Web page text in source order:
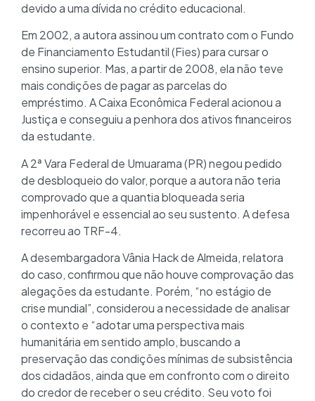
devido a uma dívida no crédito educacional.
Em 2002, a autora assinou um contrato com o Fundo
de Financiamento Estudantil (Fies) para cursar o
ensino superior. Mas, a partir de 2008, ela não teve
mais condições de pagar as parcelas do
empréstimo. A Caixa Econômica Federal acionou a
Justiça e conseguiu a penhora dos ativos financeiros
da estudante.
A 2ª Vara Federal de Umuarama (PR) negou pedido
de desbloqueio do valor, porque a autora não teria
comprovado que a quantia bloqueada seria
impenhorável e essencial ao seu sustento. A defesa
recorreu ao TRF-4.
A desembargadora Vânia Hack de Almeida, relatora
do caso, confirmou que não houve comprovação das
alegações da estudante. Porém, “no estágio de
crise mundial”, considerou a necessidade de analisar
o contexto e “adotar uma perspectiva mais
humanitária em sentido amplo, buscando a
preservação das condições mínimas de subsistência
dos cidadãos, ainda que em confronto com o direito
do credor de receber o seu crédito. Seu voto foi